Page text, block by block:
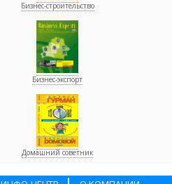
Бизнес-строительство
Бизнес-экспорт
Домашний советник